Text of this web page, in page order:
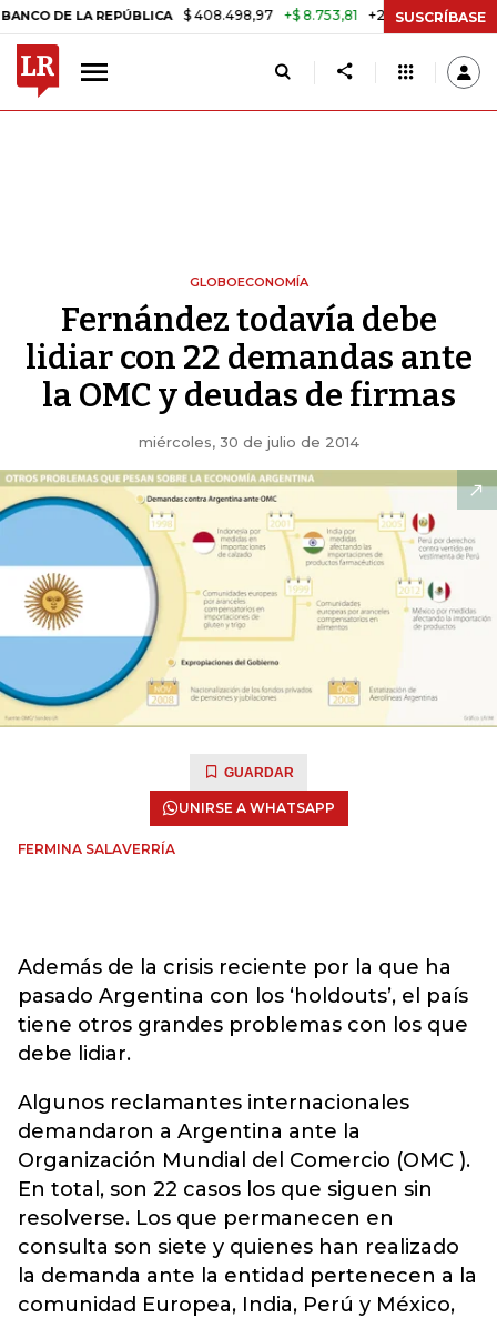
LA REPÚBLICA $ 408.498,97 +$ 8.753,81 +2,19% TASA DE
SUSCRÍBASE
GLOBOECONOMÍA
Fernández todavía debe
lidiar con 22 demandas ante
la OMC y deudas de firmas
miércoles, 30 de julio de 2014
GUARDAR
UNIRSE A WHATSAPP
FERMINA SALAVERRÍA
Además de la crisis reciente por la que ha
pasado Argentina con los ‘holdouts’, el país
tiene otros grandes problemas con los que
debe lidiar.
Algunos reclamantes internacionales
demandaron a Argentina ante la
Organización Mundial del Comercio (OMC ).
En total, son 22 casos los que siguen sin
resolverse. Los que permanecen en
consulta son siete y quienes han realizado
la demanda ante la entidad pertenecen a la
comunidad Europea, India, Perú y México,